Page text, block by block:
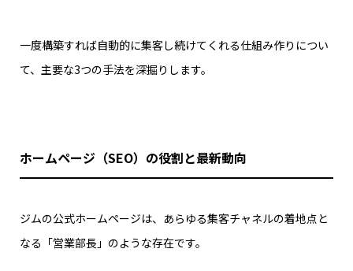
一度構築すれば自動的に集客し続けてくれる仕組み作りについ
て、主要な3つの手法を深掘りします。
ホームページ（SEO）の役割と最新動向
ジムの公式ホームページは、あらゆる集客チャネルの着地点と
なる「営業部長」のような存在です。